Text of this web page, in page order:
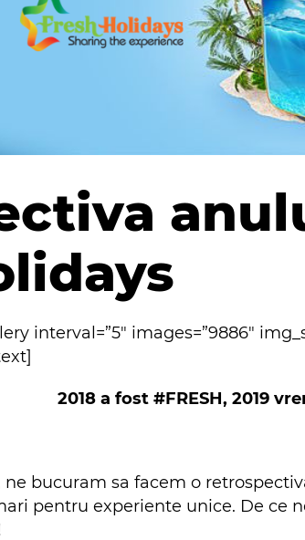
interval=”5″ images=”9886″
2018 a fost #FRESH, 2019
bucuram sa facem o
pentru experiente unice. De ce